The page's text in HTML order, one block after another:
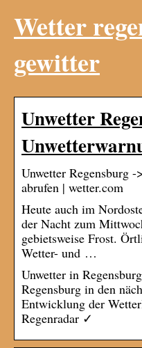
Wetter
gewitter
Unwetter
Unwetter Regensburg
abrufen | wetter.com
Heute auch im
der Nacht zum
gebietsweise Frost.
Wetter- und …
Unwetter in
Regensburg in den
Entwicklung der
Regenradar ✓